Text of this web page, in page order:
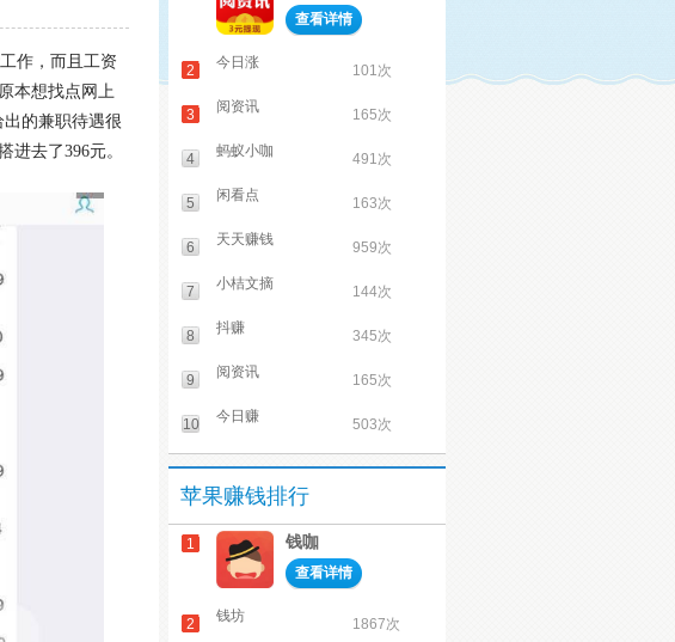
作，而且工资
本想找点网上
的兼职待遇很
去了396元。
查看详情
2 今日涨 101次
3 阅资讯 165次
4 蚂蚁小咖 491次
5 闲看点 163次
6 天天赚钱 959次
7 小桔文摘 144次
8 抖赚 345次
9 阅资讯 165次
10 今日赚 503次
苹果赚钱排行
1 钱咖
查看详情
2 钱坊 1867次